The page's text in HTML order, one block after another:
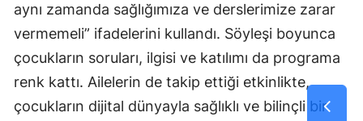
aynı zamanda sağlığımıza ve derslerimize zarar
vermemeli” ifadelerini kullandı. Söyleşi boyunca
çocukların soruları, ilgisi ve katılımı da programa
renk kattı. Ailelerin de takip ettiği etkinlikte,
çocukların dijital dünyayla sağlıklı ve bilinçli bir